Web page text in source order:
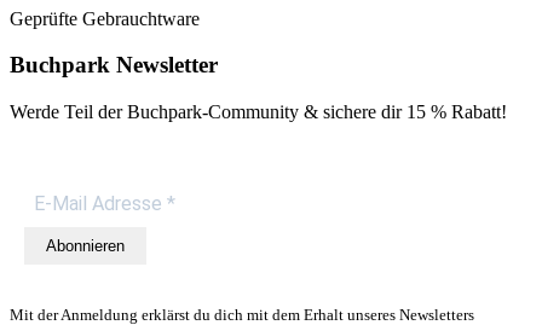
Geprüfte Gebrauchtware
Buchpark Newsletter
Werde Teil der Buchpark-Community & sichere dir 15 % Rabatt!
Abonnieren
Mit der Anmeldung erklärst du dich mit dem Erhalt unseres Newsletters